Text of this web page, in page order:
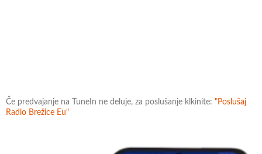
Če predvajanje na TuneIn ne deluje, za poslušanje klkinite: "Poslušaj
Radio Brežice Eu"